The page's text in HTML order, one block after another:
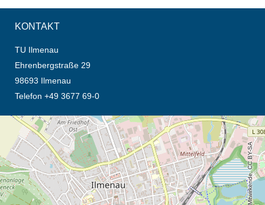
KONTAKT
TU Ilmenau
Ehrenbergstraße 29
98693 Ilmenau
Telefon +49 3677 69-0
Öffnet die Anfahrtsbeschreibung in neuem Tab (Karte)